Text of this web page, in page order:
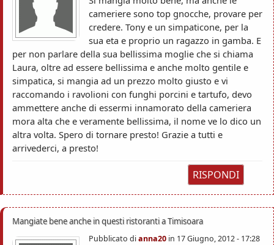
cameriere sono top gnocche, provare per
credere. Tony e un simpaticone, per la
sua eta e proprio un ragazzo in gamba. E
per non parlare della sua bellissima moglie che si chiama
Laura, oltre ad essere bellissima e anche molto gentile e
simpatica, si mangia ad un prezzo molto giusto e vi
raccomando i ravolioni con funghi porcini e tartufo, devo
ammettere anche di essermi innamorato della cameriera
mora alta che e veramente bellissima, il nome ve lo dico un
altra volta. Spero di tornare presto! Grazie a tutti e
arrivederci, a presto!
RISPONDI
Mangiate bene anche in questi ristoranti a Timisoara
Pubblicato dianna20 in 17 Giugno, 2012 - 17:28